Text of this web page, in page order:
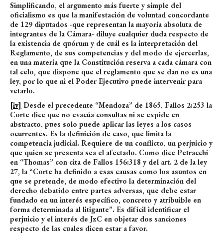
Simplificando, el argumento más fuerte y simple del
oficialismo es que la manifestación de voluntad concordante
de 129 diputados -que representan la mayoría absoluta de
integrantes de la Cámara- diluye cualquier duda respecto de
la existencia de quórum y de cuál es la interpretación del
Reglamento, de sus competencias y del modo de ejercerlas,
en una materia que la Constitución reserva a cada cámara con
tal celo, que dispone que el reglamento que se dan no es una
ley, por lo que ni el Poder Ejecutivo puede intervenir para
vetarlo.
[iv] Desde el precedente “Mendoza” de 1865, Fallos 2:253 la
Corte dice que no evacúa consultas ni se expide en
abstracto, pues solo puede aplicar las leyes a los casos
ocurrentes. Es la definición de caso, que limita la
competencia judicial. Requiere de un conflicto, un perjuicio y
que quien se presenta sea el afectado. Como dice Petracchi
en “Thomas” con cita de Fallos 156:318 y del art. 2 de la ley
27, la “Corte ha definido a esas causas como los asuntos en
que se pretende, de modo efectivo la determinación del
derecho debatido entre partes adversas, que debe estar
fundado en un interés específico, concreto y atribuible en
forma determinada al litigante”. Es difícil identificar el
perjuicio y el interés de JxC en objetar dos sanciones
respecto de las cuales dicen estar a favor.